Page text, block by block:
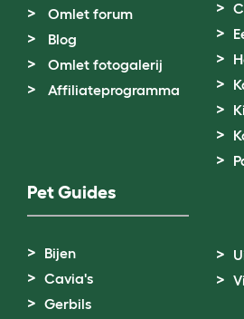
Omlet forum
Blog
Omlet fotogalerij
Affiliateprogramma
Pet Guides
Bijen
Cavia's
Gerbils